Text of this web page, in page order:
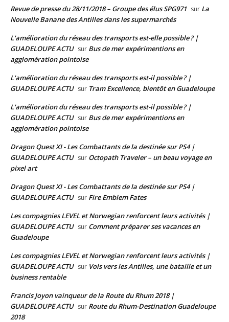
Revue de presse du 28/11/2018 – Groupe des élus SPG971 sur La
Nouvelle Banane des Antilles dans les supermarchés
L'amélioration du réseau des transports est-elle possible ? |
GUADELOUPE ACTU sur Bus de mer expérimentions en
agglomération pointoise
L'amélioration du réseau des transports est-il possible ? |
GUADELOUPE ACTU sur Tram Excellence, bientôt en Guadeloupe
L'amélioration du réseau des transports est-il possible ? |
GUADELOUPE ACTU sur Bus de mer expérimentions en
agglomération pointoise
Dragon Quest XI - Les Combattants de la destinée sur PS4 |
GUADELOUPE ACTU sur Octopath Traveler – un beau voyage en
pixel art
Dragon Quest XI - Les Combattants de la destinée sur PS4 |
GUADELOUPE ACTU sur Fire Emblem Fates
Les compagnies LEVEL et Norwegian renforcent leurs activités |
GUADELOUPE ACTU sur Comment préparer ses vacances en
Guadeloupe
Les compagnies LEVEL et Norwegian renforcent leurs activités |
GUADELOUPE ACTU sur Vols vers les Antilles, une bataille et un
business rentable
Francis Joyon vainqueur de la Route du Rhum 2018 |
GUADELOUPE ACTU sur Route du Rhum-Destination Guadeloupe
2018